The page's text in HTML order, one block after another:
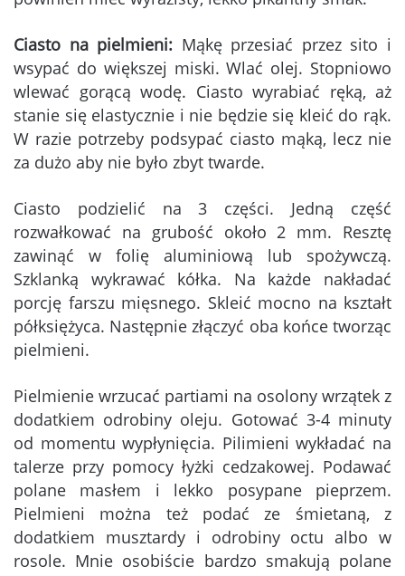
Ciasto na pielmieni: Mąkę przesiać przez sito i
wsypać do większej miski. Wlać olej. Stopniowo
wlewać gorącą wodę. Ciasto wyrabiać ręką, aż
stanie się elastycznie i nie będzie się kleić do rąk.
W razie potrzeby podsypać ciasto mąką, lecz nie
za dużo aby nie było zbyt twarde.
Ciasto podzielić na 3 części. Jedną część
rozwałkować na grubość około 2 mm. Resztę
zawinąć w folię aluminiową lub spożywczą.
Szklanką wykrawać kółka. Na każde nakładać
porcję farszu mięsnego. Skleić mocno na kształt
półksiężyca. Następnie złączyć oba końce tworząc
pielmieni.
Pielmienie wrzucać partiami na osolony wrzątek z
dodatkiem odrobiny oleju. Gotować 3-4 minuty
od momentu wypłynięcia. Pilimieni wykładać na
talerze przy pomocy łyżki cedzakowej. Podawać
polane masłem i lekko posypane pieprzem.
Pielmieni można też podać ze śmietaną, z
dodatkiem musztardy i odrobiny octu albo w
rosole. Mnie osobiście bardzo smakują polane